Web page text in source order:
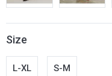
Size
L-XL S-M